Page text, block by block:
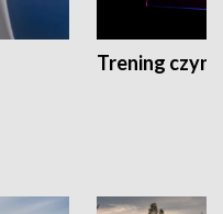
Trening czyni